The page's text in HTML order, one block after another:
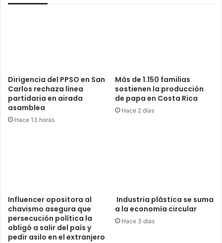
Dirigencia del PPSO en San
Carlos rechaza línea
partidaria en airada
asamblea
Hace 13 horas
Más de 1.150 familias
sostienen la producción
de papa en Costa Rica
Hace 2 días
Influencer opositora al
chavismo asegura que
persecución política la
obligó a salir del país y
pedir asilo en el extranjero
Industria plástica se suma
a la economía circular
Hace 3 días